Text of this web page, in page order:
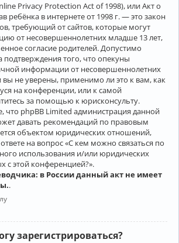
Privacy Protection Act of 1998), или Акт о
ребёнка в интернете от 1998 г. — это закон
требующий от сайтов, которые могут
от несовершеннолетних младше 13 лет,
согласие родителей. Допустимо
подтверждения того, что опекуны
информации от несовершеннолетних
вы не уверены, применимо ли это к вам, как
на конференции, или к самой
за помощью к юрисконсульту.
что phpBB Limited администрация данной
давать рекомендаций по правовым
объектом юридических отношений,
на вопрос «С кем можно связаться по
использования и/или юридических
с этой конференцией?».
в России данный акт не имеет
.
зарегистрироваться?